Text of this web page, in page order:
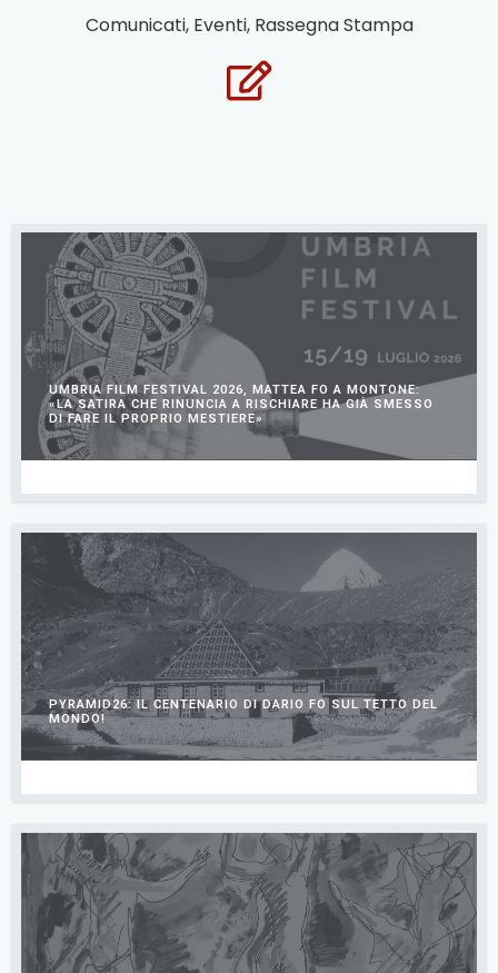
Comunicati, Eventi, Rassegna Stampa
UMBRIA FILM FESTIVAL 2026, MATTEA FO A MONTONE:
«LA SATIRA CHE RINUNCIA A RISCHIARE HA GIÀ SMESSO
DI FARE IL PROPRIO MESTIERE»
PYRAMID26: IL CENTENARIO DI DARIO FO SUL TETTO DEL
MONDO!